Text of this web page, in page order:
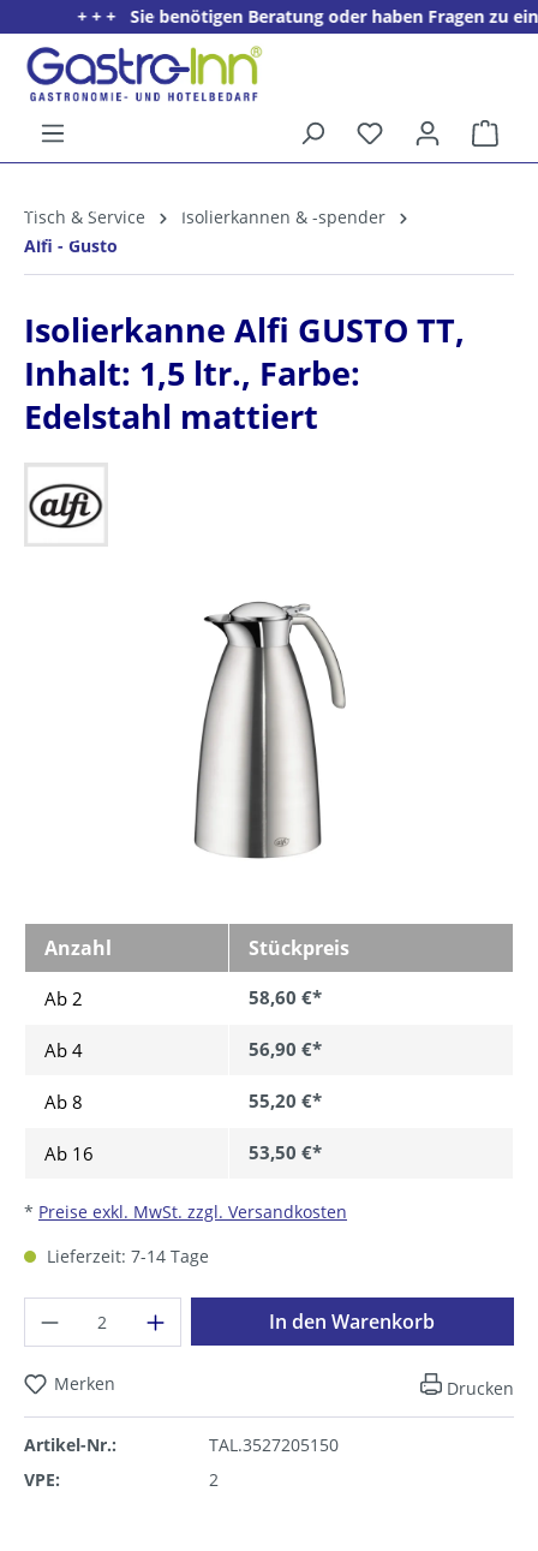
springen
+ + + Sie benötigen Beratung oder haben Fragen zu
Willkommens­rabatt**
für neue Kunden
Tisch & Service
Isolierkannen & -spender
Alfi - Gusto
Isolierkanne Alfi GUSTO TT,
Inhalt: 1,5 ltr., Farbe:
Edelstahl mattiert
Bildergalerie überspringen
Anzahl Stückpreis
Ab 2 58,60 €*
Ab 4 56,90 €*
Ab 8 55,20 €*
Ab 16 53,50 €*
* Preise exkl. MwSt. zzgl. Versandkosten
Lieferzeit: 7-14 Tage
Produkt Anzahl: Gib den gewünschten
In den Warenkorb
Merken Drucken
Artikel-Nr.:
TAL.3527205150
VPE:
2